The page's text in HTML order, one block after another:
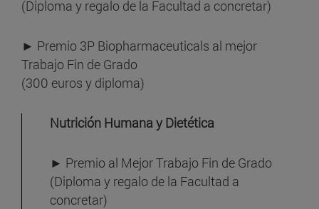
(Diploma y regalo de la Facultad a concretar)
► Premio 3P Biopharmaceuticals al mejor
Trabajo Fin de Grado
(300 euros y diploma)
Nutrición Humana y Dietética
► Premio al Mejor Trabajo Fin de Grado
(Diploma y regalo de la Facultad a
concretar)